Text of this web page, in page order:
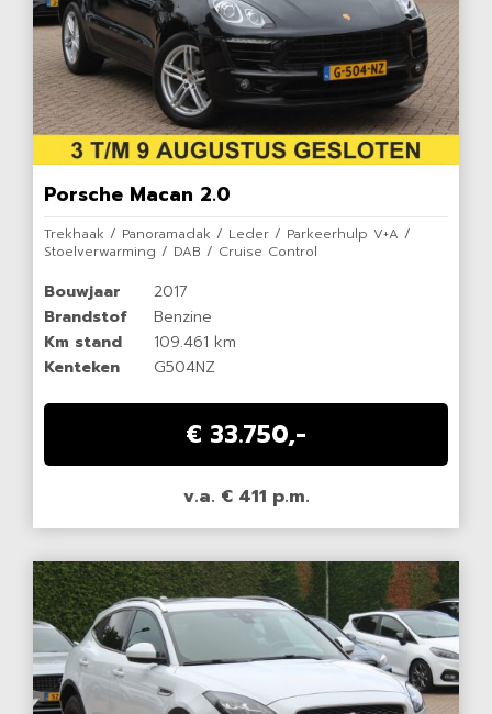
Porsche Macan 2.0
Trekhaak / Panoramadak / Leder / Parkeerhulp V+A /
Stoelverwarming / DAB / Cruise Control
Bouwjaar
2017
Brandstof
Benzine
Km stand
109.461 km
Kenteken
G504NZ
€ 33.750,-
v.a. € 411 p.m.